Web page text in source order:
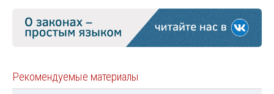
Рекомендуемые материалы